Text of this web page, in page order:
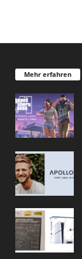
Mehr erfahren